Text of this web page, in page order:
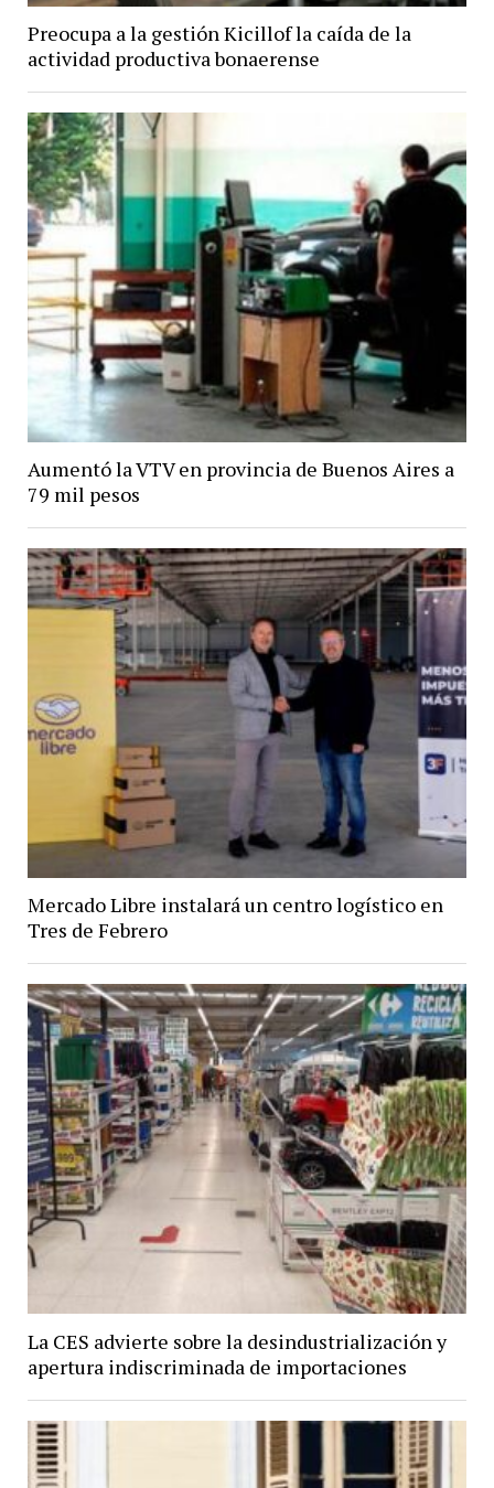
Preocupa a la gestión Kicillof la caída de la
actividad productiva bonaerense
Aumentó la VTV en provincia de Buenos Aires a
79 mil pesos
Mercado Libre instalará un centro logístico en
Tres de Febrero
La CES advierte sobre la desindustrialización y
apertura indiscriminada de importaciones